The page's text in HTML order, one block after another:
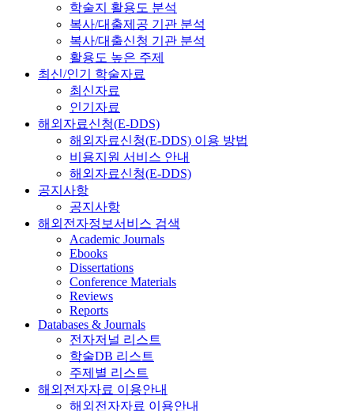
학술지 활용도 분석
복사/대출제공 기관 분석
복사/대출신청 기관 분석
활용도 높은 주제
최신/인기 학술자료
최신자료
인기자료
해외자료신청(E-DDS)
해외자료신청(E-DDS) 이용 방법
비용지원 서비스 안내
해외자료신청(E-DDS)
공지사항
공지사항
해외전자정보서비스 검색
Academic Journals
Ebooks
Dissertations
Conference Materials
Reviews
Reports
Databases & Journals
전자저널 리스트
학술DB 리스트
주제별 리스트
해외전자자료 이용안내
해외전자자료 이용안내